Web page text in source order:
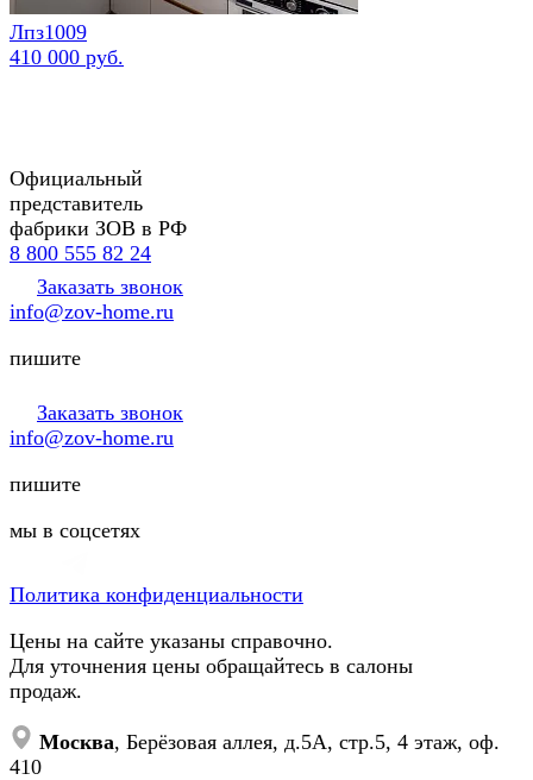
Лпз1009
410 000 руб.
Официальный
представитель
фабрики ЗОВ в РФ
8 800 555 82 24
Заказать звонок
info@zov-home.ru
пишите
Заказать звонок
info@zov-home.ru
пишите
мы в соцсетях
Политика конфиденциальности
Цены на сайте указаны справочно.
Для уточнения цены обращайтесь в салоны
продаж.
Москва, Берёзовая аллея, д.5А, стр.5, 4 этаж, оф.
410